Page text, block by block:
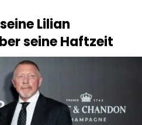
Lilian
seine Haftzeit